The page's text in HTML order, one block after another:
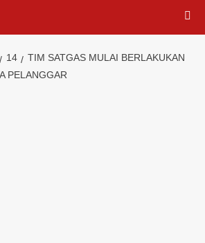
14
TIM SATGAS MULAI BERLAKUKAN
PELANGGAR